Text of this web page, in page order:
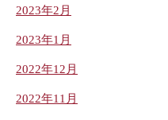
2023年2月
2023年1月
2022年12月
2022年11月